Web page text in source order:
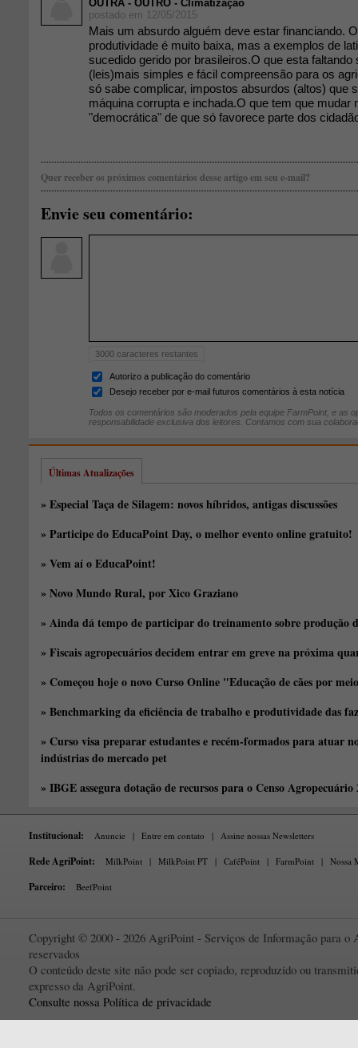
OUTRA - OUTRO - Climatização
postado em 12/05/2015
Mais um absurdo alguém deve estar financiando.
produtividade é muito baixa, mas a exemplos de
sucedido gerido por brasileiros.O que esta faltando
(leis)mais simples e fácil compreensão para os
só sabe complicar, impostos absurdos (altos) que
máquina corrupta e inchada.O que tem que mudar
"democrática" de que só favorece parte dos
Quer receber os próximos comentários desse artigo em seu e-mail?
Envie seu comentário:
3000 caracteres restantes
Autorizo a publicação do comentário
Desejo receber por e-mail futuros comentários à esta notícia
Todos os comentários são moderados pela equipe FarmPoint, e as
responsabilidade exclusiva dos leitores. Contamos com sua
Últimas Atualizações
» Especial Taça de Silagem: novos híbridos, antigas discussões
» Participe do EducaPoint Day, o melhor evento online gratuito!
» Vem aí o EducaPoint!
» Novo Mundo Rural, por Xico Graziano
» Ainda dá tempo de participar do treinamento sobre produção
» Fiscais agropecuários decidem entrar em greve na próxima
» Começou hoje o novo Curso Online "Educação de cães por
» Benchmarking da eficiência de trabalho e produtividade das
» Curso visa preparar estudantes e recém-formados para atuar
indústrias do mercado pet
» IBGE assegura dotação de recursos para o Censo Agropecuário
Institucional: Anuncie | Entre em contato | Assine nossas Newsletters
Rede AgriPoint: MilkPoint | MilkPoint PT | CaféPoint | FarmPoint | Nossa
Parceiro: BeefPoint
Copyright © 2000 - 2026 AgriPoint - Serviços de Informação para o
reservados
O conteúdo deste site não pode ser copiado, reproduzido ou
expresso da AgriPoint.
Consulte nossa Política de privacidade